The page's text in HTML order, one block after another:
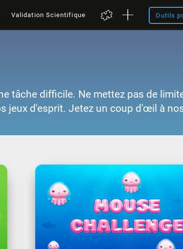
Validation Scientifique Outils
tâche difficile. Ne mettez pas de
jeux d'esprit. Jetez un coup d'œil à